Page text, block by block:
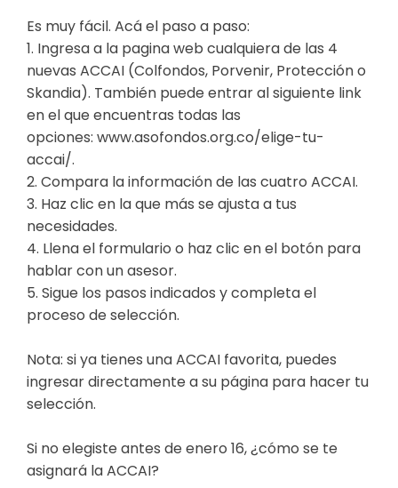
Es muy fácil. Acá el paso a paso:
1. Ingresa a la pagina web cualquiera de las 4
nuevas ACCAI (Colfondos, Porvenir, Protección o
Skandia). También puede entrar al siguiente link
en el que encuentras todas las
opciones: www.asofondos.org.co/elige-tu-
accai/.
2. Compara la información de las cuatro ACCAI.
3. Haz clic en la que más se ajusta a tus
necesidades.
4. Llena el formulario o haz clic en el botón para
hablar con un asesor.
5. Sigue los pasos indicados y completa el
proceso de selección.
Nota: si ya tienes una ACCAI favorita, puedes
ingresar directamente a su página para hacer tu
selección.
Si no elegiste antes de enero 16, ¿cómo se te
asignará la ACCAI?